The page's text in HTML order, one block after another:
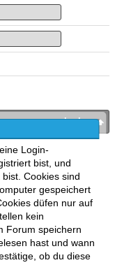
Login-
bist, und
Cookies sind
gespeichert
düfen nur auf
kein
Forum speichern
hast und wann
ob du diese
nach oben
GoMobile
addons.